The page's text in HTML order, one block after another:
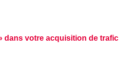
dans votre acquisition de trafic